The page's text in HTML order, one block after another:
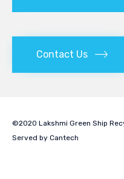
Contact Us
©2020 Lakshmi Green Ship
Served by Cantech